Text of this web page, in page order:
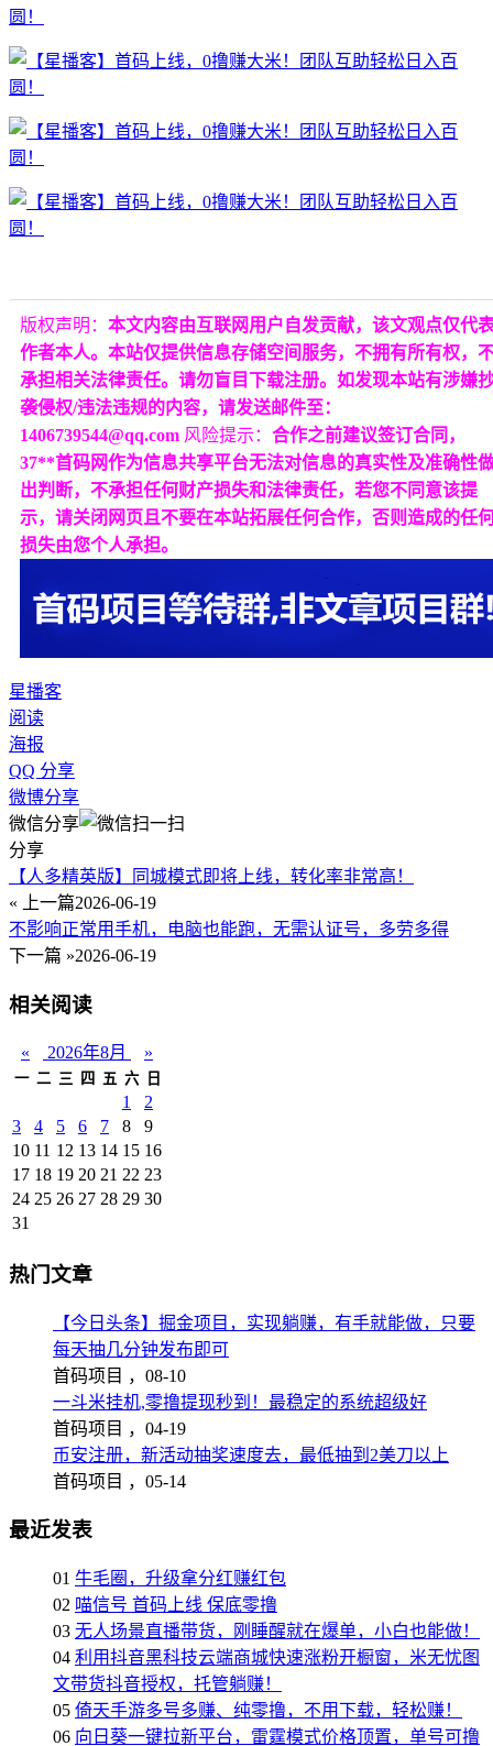
版权声明： 本文内容由互联网用户自发贡献，该文观点仅代
作者本人。本站仅提供信息存储空间服务，不拥有所有权，
承担相关法律责任。请勿盲目下载注册。如发现本站有涉嫌
袭侵权/违法违规的内容，请发送邮件至：
1406739544@qq.com 风险提示： 合作之前建议签订合同，
37**首码网作为信息共享平台无法对信息的真实性及准确性
出判断，不承担任何财产损失和法律责任，若您不同意该提
示，请关闭网页且不要在本站拓展任何合作，否则造成的任
损失由您个人承担。
星播客
阅读
海报
QQ 分享
微博分享
微信分享
分享
【人多精英版】同城模式即将上线，转化率非常高！
« 上一篇2026-06-19
不影响正常用手机，电脑也能跑，无需认证号，多劳多得
下一篇 »2026-06-19
相关阅读
« 2026年8月 »
一 二 三 四 五 六 日
1
2
3
4 5 6 7 8
9
10 11 12 13 14 15 16
17 18 19 20 21 22 23
24 25 26 27 28 29 30
31
热门文章
【今日头条】掘金项目，实现躺赚，有手就能做，只要
每天抽几分钟发布即可
首码项目 ， 08-10
一斗米挂机,零撸提现秒到！最稳定的系统超级好
首码项目 ， 04-19
币安注册，新活动抽奖速度去，最低抽到2美刀以上
首码项目 ， 05-14
最近发表
01 牛毛圈，升级拿分红赚红包
02 喵信号 首码上线 保底零撸
03 无人场景直播带货，刚睡醒就在爆单，小白也能做！
04 利用抖音黑科技云端商城快速涨粉开橱窗，米无忧图
文带货抖音授权，托管躺赚！
05 倚天手游多号多赚、纯零撸，不用下载，轻松赚！
06 向日葵一键拉新平台，雷霆模式价格顶置，单号可撸